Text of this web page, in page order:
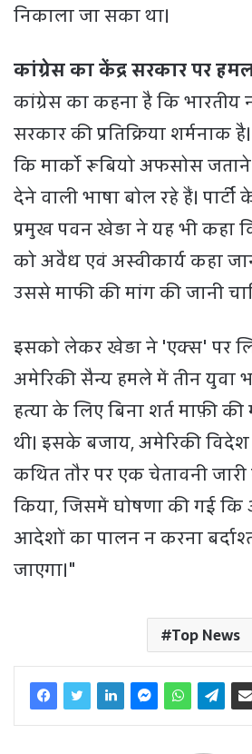
निकाला जा सका था।
कांग्रेस का केंद्र सरकार पर
कांग्रेस का कहना है कि भारतीय
सरकार की प्रतिक्रिया शर्मनाक
कि मार्को रूबियो अफसोस
देने वाली भाषा बोल रहे हैं।
प्रमुख पवन खेड़ा ने यह भी कहा
को अवैध एवं अस्वीकार्य कहा
उससे माफी की मांग की जानी
इसको लेकर खेड़ा ने 'एक्स' पर
अमेरिकी सैन्य हमले में तीन युवा
हत्या के लिए बिना शर्त माफ़ी
थी। इसके बजाय, अमेरिकी विदेश
कथित तौर पर एक चेतावनी
किया, जिसमें घोषणा की गई
आदेशों का पालन न करना
जाएगा।"
Top News